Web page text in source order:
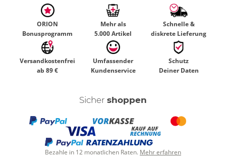
ORION
Bonusprogramm
Mehr als
5.000 Artikel
Schnelle &
diskrete Lieferung
Versandkostenfrei
ab 89 €
Umfassender
Kundenservice
Schutz
Deiner Daten
Sicher shoppen
Bezahle in 12 monatlichen Raten. Mehr erfahren